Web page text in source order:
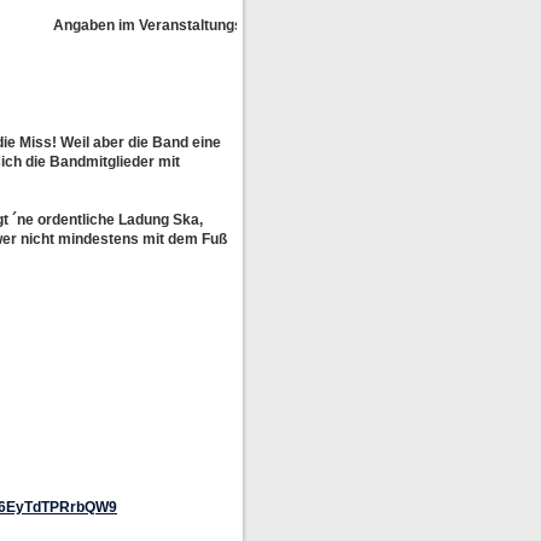
Angaben im Veranstaltungskalender ohne Gewähr!
Miss! Weil aber die Band eine
die Bandmitglieder mit
´ne ordentliche Ladung Ska,
nicht mindestens mit dem Fuß